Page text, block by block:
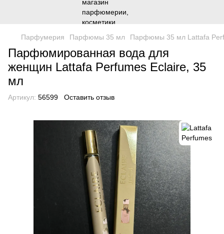
Парфумерия Парфюмы 35 мл Парфюмы 35 мл Lattafa
Парфюмированная вода для
женщин Lattafa Perfumes Eclaire, 35
мл
Артикул: 56599 Оставить отзыв